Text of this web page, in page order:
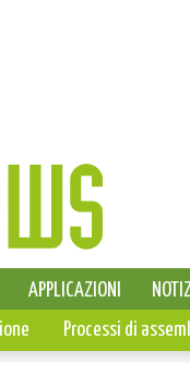
APPLICAZIONI
Processi di